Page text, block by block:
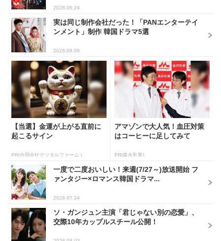
2026.06.24
実は同じ制作会社だった！「PANエンターテイ
ンメント」制作 韓国ドラマ5選
2026.08.06
【当選】金運が上がる直前に
起こるサイン
PR(合同会社デジタルファーム )
アマゾンで大人気！血圧対策
はコーヒーに足してみて
PR(森永乳業)
一度で二度おいしい！来週(7/27～)放送開始 フ
ァンタジー×ロマンス韓国ドラマ...
2026.07.24
ソ・ガンジュン主演「君じゃない別の恋愛」、
交際10年カップルスチール公開！